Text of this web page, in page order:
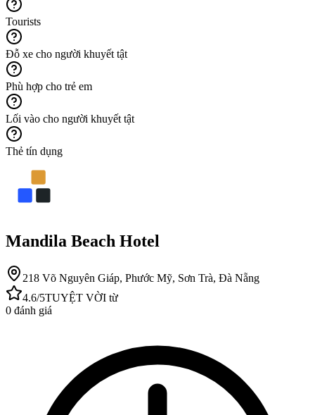
Tourists
Đỗ xe cho người khuyết tật
Phù hợp cho trẻ em
Lối vào cho người khuyết tật
Thẻ tín dụng
Mandila Beach Hotel
218 Võ Nguyên Giáp, Phước Mỹ, Sơn Trà, Đà Nẵng
4.6/5TUYỆT VỜI từ
0 đánh giá